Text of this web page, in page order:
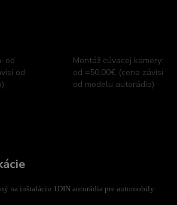
od
od
Montáž cúvacej kamery:
od =50,00€ (cena závisí
od modelu autorádia)
na inštaláciu 1DIN autorádia pre automobily: